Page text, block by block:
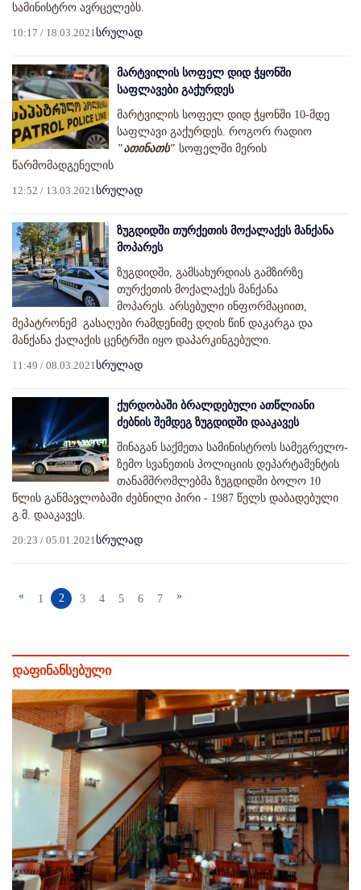
სამინისტრო ავრცელებს.
10:17 / 18.03.2021სრულად
მარტვილის სოფელ დიდ ჭყონში
საფლავები გაქურდეს
მარტვილის სოფელ დიდ ჭყონში 10-მდე
საფლავი გაქურდეს. როგორ რადიო
"ათინათს" სოფელში მერის
წარმომადგენელის
12:52 / 13.03.2021სრულად
ზუგდიდში თურქეთის მოქალაქეს მანქანა
მოპარეს
ზუგდიდში, გამსახურდიას გამზირზე
თურქეთის მოქალაქეს მანქანა
მოპარეს. არსებული ინფორმაციით,
მეპატრონემ გასაღები რამდენიმე დღის წინ დაკარგა და
მანქანა ქალაქის ცენტრში იყო დაპარკინგებული.
11:49 / 08.03.2021სრულად
ქურდობაში ბრალდებული ათწლიანი
ძებნის შემდეგ ზუგდიდში დააკავეს
შინაგან საქმეთა სამინისტროს სამეგრელო-
ზემო სვანეთის პოლიციის დეპარტამენტის
თანამშრომლებმა ზუგდიდში ბოლო 10
წლის განმავლობაში ძებნილი პირი - 1987 წელს დაბადებული
გ.მ. დააკავეს.
20:23 / 05.01.2021სრულად
« 1 2 3 4 5 6 7 »
დაფინანსებული